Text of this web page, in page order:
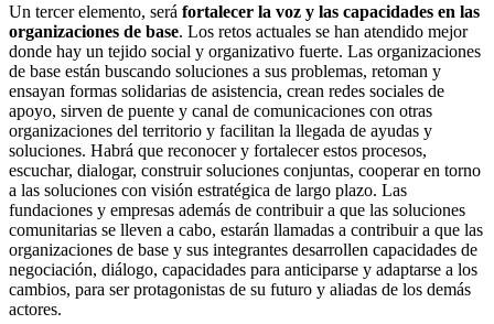
Un tercer elemento, será fortalecer la voz y las capacidades en las
organizaciones de base. Los retos actuales se han atendido mejor
donde hay un tejido social y organizativo fuerte. Las organizaciones
de base están buscando soluciones a sus problemas, retoman y
ensayan formas solidarias de asistencia, crean redes sociales de
apoyo, sirven de puente y canal de comunicaciones con otras
organizaciones del territorio y facilitan la llegada de ayudas y
soluciones. Habrá que reconocer y fortalecer estos procesos,
escuchar, dialogar, construir soluciones conjuntas, cooperar en torno
a las soluciones con visión estratégica de largo plazo. Las
fundaciones y empresas además de contribuir a que las soluciones
comunitarias se lleven a cabo, estarán llamadas a contribuir a que las
organizaciones de base y sus integrantes desarrollen capacidades de
negociación, diálogo, capacidades para anticiparse y adaptarse a los
cambios, para ser protagonistas de su futuro y aliadas de los demás
actores.